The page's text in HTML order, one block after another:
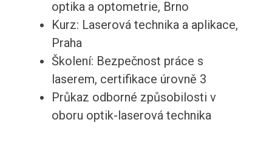
optika a optometrie, Brno
Kurz: Laserová technika a aplikace,
Praha
Školení: Bezpečnost práce s
laserem, certifikace úrovně 3
Průkaz odborné způsobilosti v
oboru optik-laserová technika